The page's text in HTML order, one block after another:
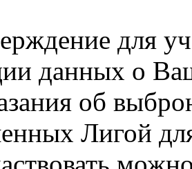
для
данных о
об
Лигой